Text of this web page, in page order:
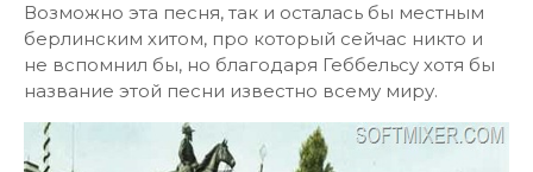
Возможно эта песня, так и осталась бы местным
берлинским хитом, про который сейчас никто и
не вспомнил бы, но благодаря Геббельсу хотя бы
название этой песни известно всему миру.